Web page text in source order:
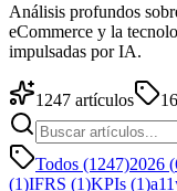
Análisis profundos
eCommerce y la
impulsadas por IA.
1247 artículos
Todos (1247)2026 (
(1)IFRS (1)KPIs (1)